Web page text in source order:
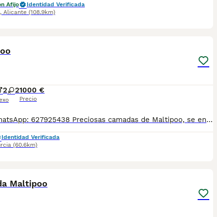
Afijo
Identidad Verificada
, Alicante (108.9km)
2 21000 €
Precio
Tlf o WhatsApp: 627925438 Preciosas camadas de Maltipoo, se entregan con minimo de dos meses y medio de edad y sus vacunas correspondientes, desparasitados interna y externamente, pasaporte y microchip, contrato de compra y garantia de salud. preferiblemente recogida en mano pero también podemos entregar en toda España mediante transporte de alta calidad preparado para animales y con chofer particular con posibilidad de pago contra reembolso Llámanos o háblanos por whats app.
Identidad Verificada
(60.6km)
Maltipoo